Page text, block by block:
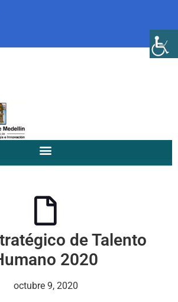
de Medellín
de
de Talento
2020
octubre 9, 2020